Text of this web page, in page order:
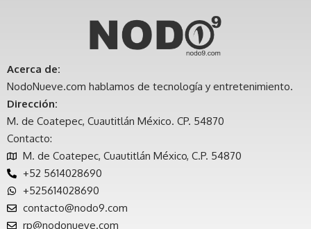
Acerca de:
NodoNueve.com hablamos de tecnología y entretenimiento.
Dirección:
M. de Coatepec, Cuautitlán México. CP. 54870
Contacto:
M. de Coatepec, Cuautitlán México, C.P. 54870
+52 5614028690
+525614028690
contacto@nodo9.com
rp@nodonueve.com